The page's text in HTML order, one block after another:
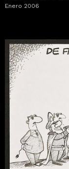
Enero 2006